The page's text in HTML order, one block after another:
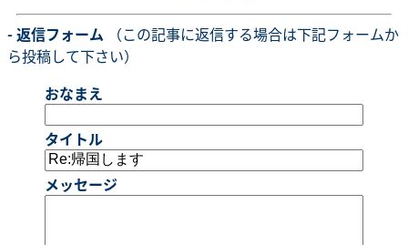
- 返信フォーム （この記事に返信する場合は下記フォームか
ら投稿して下さい）
おなまえ
タイトル
メッセージ